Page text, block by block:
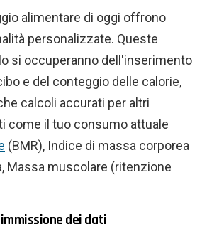
alimentare di oggi offrono
personalizzate. Queste
si occuperanno dell'inserimento
e del conteggio delle calorie,
calcoli accurati per altri
come il tuo consumo attuale
(BMR), Indice di massa corporea
Massa muscolare (ritenzione
dei dati